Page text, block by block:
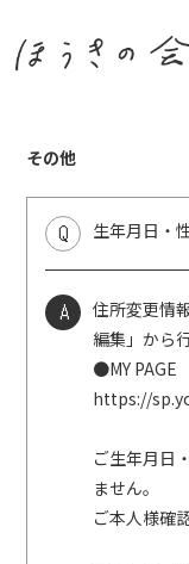
会員登録
ログイン
その他
Q 生年月日・
A
住所変更情
編集」から
●MY PAGE
https://
ご生年月日
ません。
ご本人様確